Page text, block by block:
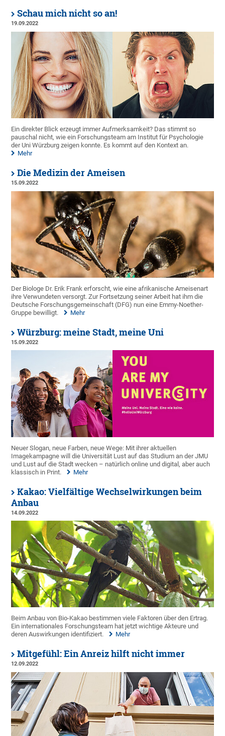
Schau mich nicht so an!
19.09.2022
Ein direkter Blick erzeugt immer Aufmerksamkeit? Das stimmt so
pauschal nicht, wie ein Forschungsteam am Institut für Psychologie
der Uni Würzburg zeigen konnte. Es kommt auf den Kontext an.
Mehr
Die Medizin der Ameisen
15.09.2022
Der Biologe Dr. Erik Frank erforscht, wie eine afrikanische Ameisenart
ihre Verwundeten versorgt. Zur Fortsetzung seiner Arbeit hat ihm die
Deutsche Forschungsgemeinschaft (DFG) nun eine Emmy-Noether-
Gruppe bewilligt.
Mehr
Würzburg: meine Stadt, meine Uni
15.09.2022
Neuer Slogan, neue Farben, neue Wege: Mit ihrer aktuellen
Imagekampagne will die Universität Lust auf das Studium an der JMU
und Lust auf die Stadt wecken – natürlich online und digital, aber auch
klassisch in Print.
Mehr
Kakao: Vielfältige Wechselwirkungen beim
Anbau
14.09.2022
Beim Anbau von Bio-Kakao bestimmen viele Faktoren über den Ertrag.
Ein internationales Forschungsteam hat jetzt wichtige Akteure und
deren Auswirkungen identifiziert.
Mehr
Mitgefühl: Ein Anreiz hilft nicht immer
12.09.2022